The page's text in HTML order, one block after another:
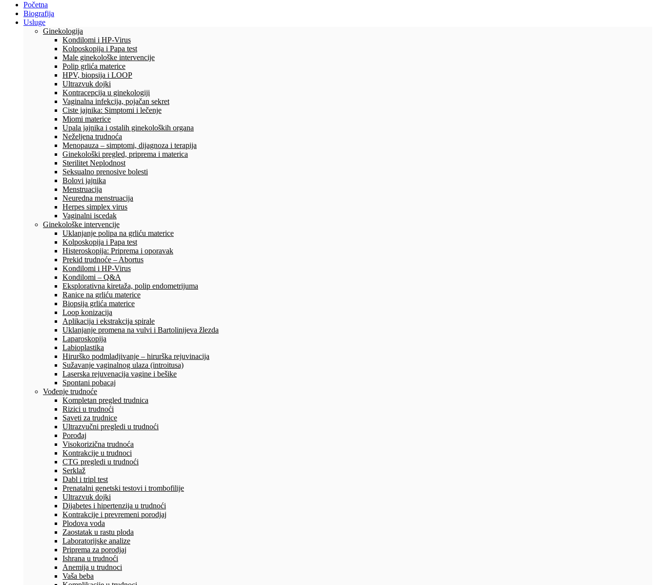
Početna
Biografija
Usluge
Ginekologija
Kondilomi i HP-Virus
Kolposkopija i Papa test
Male ginekološke intervencije
Polip grlića materice
HPV, biopsija i LOOP
Ultrazvuk dojki
Kontracepcija u ginekologiji
Vaginalna infekcija, pojačan sekret
Ciste jajnika: Simptomi i lečenje
Miomi materice
Upala jajnika i ostalih ginekoloških organa
Neželjena trudnoća
Menopauza – simptomi, dijagnoza i terapija
Ginekološki pregled, priprema i materica
Sterilitet Neplodnost
Seksualno prenosive bolesti
Bolovi jajnika
Menstruacija
Neuredna menstruacija
Herpes simplex virus
Vaginalni iscedak
Ginekološke intervencije
Uklanjanje polipa na grliću materice
Kolposkopija i Papa test
Histeroskopija: Priprema i oporavak
Prekid trudnoće – Abortus
Kondilomi i HP-Virus
Kondilomi – Q&A
Eksplorativna kiretaža, polip endometrijuma
Ranice na grliću materice
Biopsija grlića materice
Loop konizacija
Aplikacija i ekstrakcija spirale
Uklanjanje promena na vulvi i Bartolinijeva žlezda
Laparoskopija
Labioplastika
Hirurško podmladjivanje – hirurška rejuvinacija
Sužavanje vaginalnog ulaza (introitusa)
Laserska rejuvenacija vagine i bešike
Spontani pobacaj
Vođenje trudnoće
Kompletan pregled trudnica
Rizici u trudnoći
Saveti za trudnice
Ultrazvučni pregledi u trudnoći
Porođaj
Visokorizična trudnoća
Kontrakcije u trudnoci
CTG pregledi u trudnoći
Serklaž
Dabl i tripl test
Prenatalni genetski testovi i trombofilije
Ultrazvuk dojki
Dijabetes i hipertenzija u trudnoći
Kontrakcije i prevremeni porodjaj
Plodova voda
Zaostatak u rastu ploda
Laboratorijske analize
Priprema za porodjaj
Ishrana u trudnoći
Anemija u trudnoci
Vaša beba